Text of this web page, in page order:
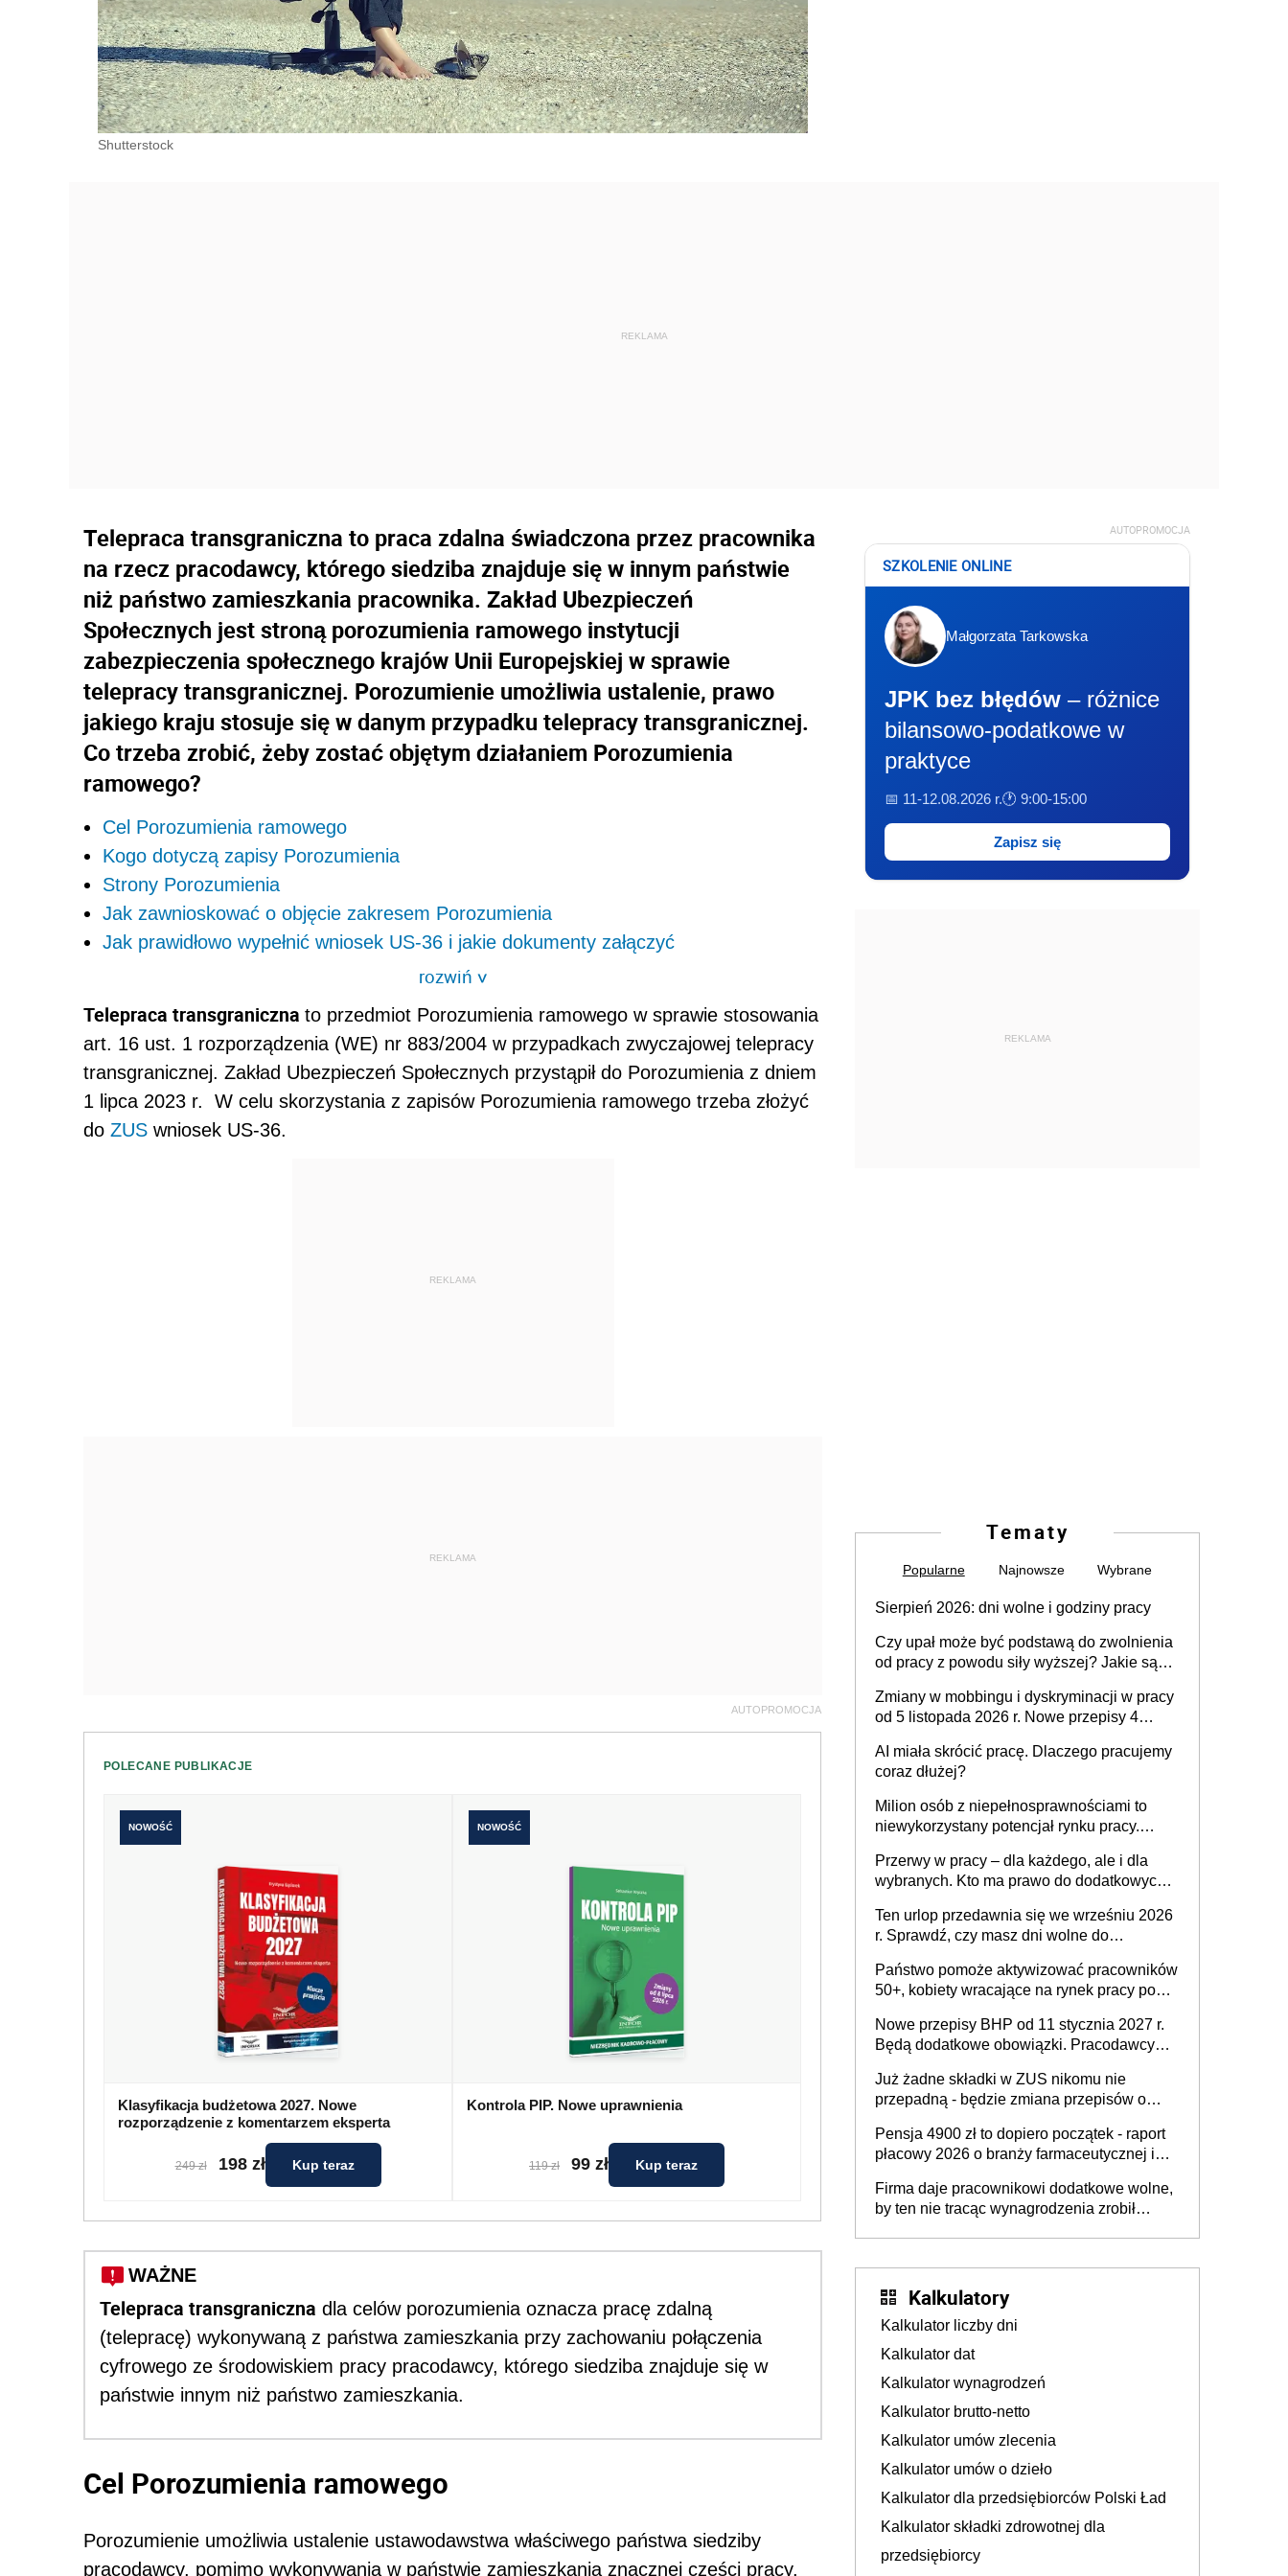
Shutterstock
Telepraca transgraniczna to praca zdalna świadczona przez pracownika
na rzecz pracodawcy, którego siedziba znajduje się w innym państwie
niż państwo zamieszkania pracownika. Zakład Ubezpieczeń
Społecznych jest stroną porozumienia ramowego instytucji
zabezpieczenia społecznego krajów Unii Europejskiej w sprawie
telepracy transgranicznej. Porozumienie umożliwia ustalenie, prawo
jakiego kraju stosuje się w danym przypadku telepracy transgranicznej.
Co trzeba zrobić, żeby zostać objętym działaniem Porozumienia
ramowego?
Cel Porozumienia ramowego
Kogo dotyczą zapisy Porozumienia
Strony Porozumienia
Jak zawnioskować o objęcie zakresem Porozumienia
Jak prawidłowo wypełnić wniosek US-36 i jakie dokumenty załączyć
rozwiń>
Telepraca transgraniczna to przedmiot Porozumienia ramowego w sprawie stosowania
art. 16 ust. 1 rozporządzenia (WE) nr 883/2004 w przypadkach zwyczajowej telepracy
transgranicznej. Zakład Ubezpieczeń Społecznych przystąpił do Porozumienia z dniem
1 lipca 2023 r.
W celu skorzystania z zapisów Porozumienia ramowego trzeba złożyć
do ZUS wniosek US-36.
REKLAMA
REKLAMA
AUTOPROMOCJA
POLECANE PUBLIKACJE
NOWOŚĆ
Klasyfikacja budżetowa 2027. Nowe
rozporządzenie z komentarzem eksperta
249 zł 198 zł Kup teraz
NOWOŚĆ
Kontrola PIP. Nowe uprawnienia
119 zł 99 zł Kup teraz
WAŻNE
Telepraca transgraniczna dla celów porozumienia oznacza pracę zdalną
(telepracę) wykonywaną z państwa zamieszkania przy zachowaniu połączenia
cyfrowego ze środowiskiem pracy pracodawcy, którego siedziba znajduje się w
państwie innym niż państwo zamieszkania.
Cel Porozumienia ramowego
Porozumienie umożliwia ustalenie ustawodawstwa właściwego państwa siedziby
pracodawcy, pomimo wykonywania w państwie zamieszkania znacznej części pracy.
AUTOPROMOCJA
SZKOLENIE ONLINE
Małgorzata Tarkowska
JPK bez błędów – różnice
bilansowo-podatkowe w
praktyce
📅 11-12.08.2026 r.🕐 9:00-15:00
Zapisz się
REKLAMA
Tematy
Popularne Najnowsze Wybrane
Sierpień 2026: dni wolne i godziny pracy
Czy upał może być podstawą do zwolnienia
od pracy z powodu siły wyższej? Jakie są
Zmiany w mobbingu i dyskryminacji w pracy
od 5 listopada 2026 r. Nowe przepisy 4
Ustaw
AI miała skrócić pracę. Dlaczego pracujemy
coraz dłużej?
Milion osób z niepełnosprawnościami to
niewykorzystany potencjał rynku pracy.
dofinansowań czy refundacji, ale bariery po
stronie systemu i świadomości
pracodawców [WYWIAD]
Przerwy w pracy – dla każdego, ale i dla
wybranych. Kto ma prawo do dodatkowych
Ten urlop przedawnia się we wrześniu 2026
r. Sprawdź, czy masz dni wolne do
Państwo pomoże aktywizować pracowników
50+, kobiety wracające na rynek pracy po
osoby neuroatypowe. Powstanie Fundusz
na rzecz Inkluzywności w Zatrudnianiu?
Nowe przepisy BHP od 11 stycznia 2027 r.
Będą dodatkowe obowiązki. Pracodawcy
Już żadne składki w ZUS nikomu nie
przepadną - będzie zmiana przepisów o
ubezpieczeniom społecznym
Pensja 4900 zł to dopiero początek - raport
płacowy 2026 o branży farmaceutycznej i
Firma daje pracownikowi dodatkowe wolne,
by ten nie tracąc wynagrodzenia zrobił
Kalkulatory
Kalkulator liczby dni
Kalkulator dat
Kalkulator wynagrodzeń
Kalkulator brutto-netto
Kalkulator umów zlecenia
Kalkulator umów o dzieło
Kalkulator dla przedsiębiorców Polski Ład
Kalkulator składki zdrowotnej dla
przedsiębiorcy